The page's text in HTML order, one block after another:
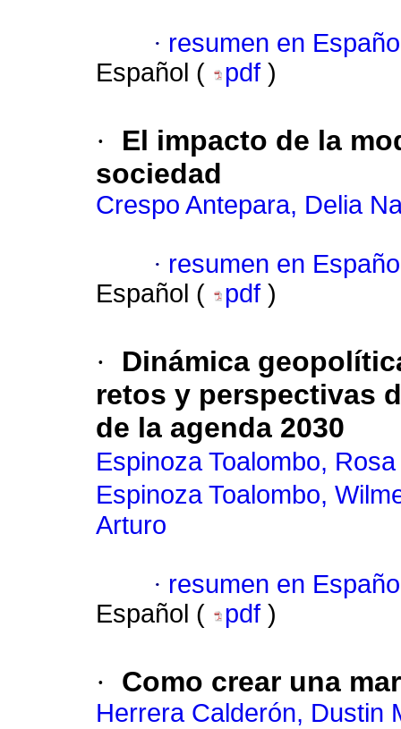
· resumen en
Español (
pdf )
·
El impacto de la
sociedad
Crespo Antepara, Delia
· resumen en
Español (
pdf )
·
Dinámica
retos y perspectivas
de la agenda 2030
Espinoza Toalombo,
Espinoza Toalombo,
Arturo
· resumen en
Español (
pdf )
· Como crear una
Herrera Calderón, Dustin